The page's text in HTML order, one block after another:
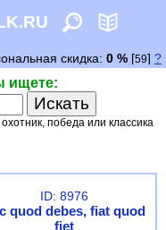
ищете:
победа или классика
ID: 8976
quod debes, fiat quod
fiet